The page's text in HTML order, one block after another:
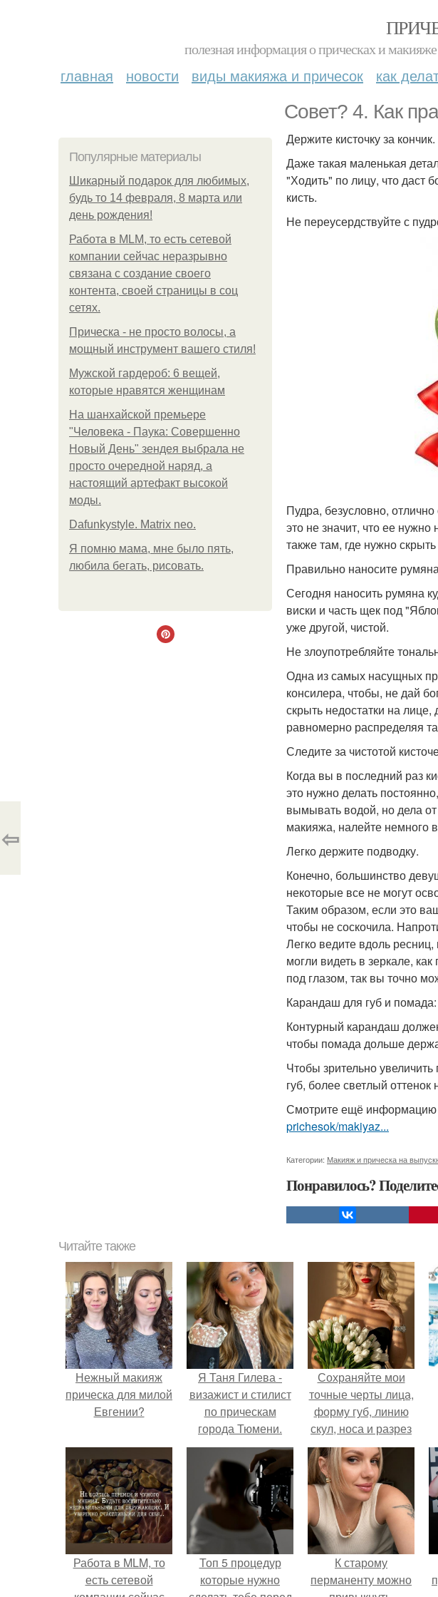
полезная информация о прическах и
главная новости виды макияжа и причесок как
Совет? 4. Как
Популярные материалы
Шикарный подарок для любимых,
будь то 14 февраля, 8 марта или
день рождения!
Работа в MLM, то есть сетевой
компании сейчас неразрывно
связана с создание своего
контента, своей страницы в соц
сетях.
Прическа - не просто волосы, а
мощный инструмент вашего стиля!
Мужской гардероб: 6 вещей,
которые нравятся женщинам
На шанхайской премьере
"Человека - Паука: Совершенно
Новый День" зендея выбрала не
просто очередной наряд, а
настоящий артефакт высокой
моды.
Dafunkystyle. Matrix neo.
Я помню мама, мне было пять,
любила бегать, рисовать.
Держите кисточку за кончик.
Даже такая маленькая
"Ходить" по лицу, что даст
кисть.
Не переусердствуйте с
Пудра, безусловно,
это не значит, что ее
также там, где нужно
Правильно наносите
Сегодня наносить румяна
виски и часть щек под
уже другой, чистой.
Не злоупотребляйте
Одна из самых насущных
консилера, чтобы, не дай
скрыть недостатки на
равномерно распределяя
Следите за чистотой
Когда вы в последний раз
это нужно делать
вымывать водой, но дела
макияжа, налейте немного
Легко держите подводку.
Конечно, большинство
некоторые все не могут
Таким образом, если это
чтобы не соскочила.
Легко ведите вдоль
могли видеть в зеркале,
под глазом, так вы точно
Карандаш для губ и помада:
Контурный карандаш
чтобы помада дольше
Чтобы зрительно
губ, более светлый
Смотрите ещё информацию
prichesok/makiyaz...
Категории: Макияж и прическа на
Понравилось?
⇦
Читайте также
Нежный макияж
прическа для милой
Евгении?
Я Таня Гилева -
визажист и стилист
по прическам
города Тюмени.
Сохраняйте мои
точные черты лица,
форму губ, линию
скул, носа и разрез
глаз.
Работа в MLM, то
есть сетевой
Топ 5 процедур
которые нужно
К старому
перманенту можно